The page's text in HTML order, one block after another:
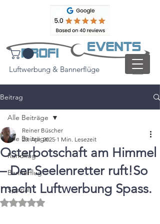
Luftwerbung & Bannerflüge
Beitrag
Alle Beiträge
Rundflug
Bannerflug
Spezial
Alle Beiträge
Osterbotschaft am Himmel
– Der Seelenretter ruft!So
macht Luftwerbung Spass.
Reiner Büscher
20. Apr. 2025 1 Min. Lesezeit
Mit NaN von 5 Sternen bewertet.